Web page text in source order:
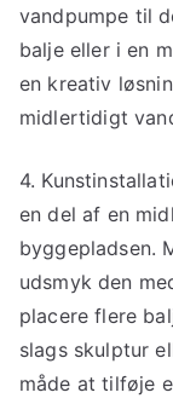
vandpumpe til
balje eller i en
en kreativ
midlertidigt
4.
en del af en
byggepladsen.
udsmyk den
placere flere
slags skulptur
måde at tilføje